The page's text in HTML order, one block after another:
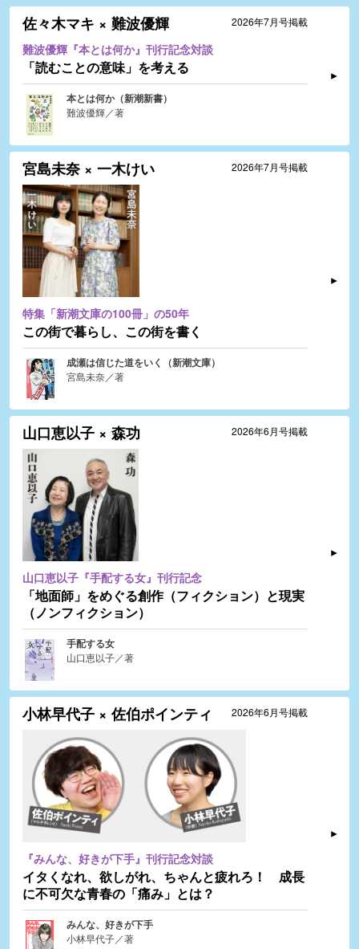
2026年7月号掲載
佐々木マキ × 難波優輝
難波優輝『本とは何か』刊行記念対談
「読むことの意味」を考える
本とは何か（新潮新書）
難波優輝／著
2026年7月号掲載
宮島未奈 × 一木けい
特集「新潮文庫の100冊」の50年
この街で暮らし、この街を書く
成瀬は信じた道をいく（新潮文庫）
宮島未奈／著
2026年6月号掲載
山口恵以子 × 森功
山口恵以子『手配する女』刊行記念
「地面師」をめぐる創作（フィクション）と現実
（ノンフィクション）
手配する女
山口恵以子／著
2026年6月号掲載
小林早代子 × 佐伯ポインティ
『みんな、好きが下手』刊行記念対談
イタくなれ、欲しがれ、ちゃんと疲れろ！ 成長
に不可欠な青春の「痛み」とは？
みんな、好きが下手
小林早代子／著